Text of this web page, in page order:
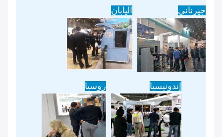
جيرناني اليابان
إندونيسيا روسيا